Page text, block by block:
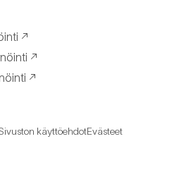
käyttöehdotEvästeet